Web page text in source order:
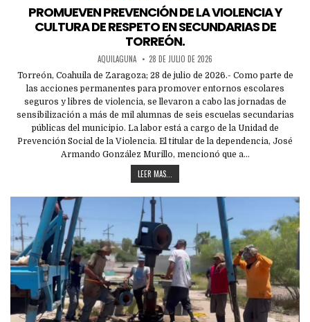
in
PROMUEVEN PREVENCIÓN DE LA VIOLENCIA Y
CULTURA DE RESPETO EN SECUNDARIAS DE
TORREÓN.
AQUILAGUNA 28 DE JULIO DE 2026
Torreón, Coahuila de Zaragoza; 28 de julio de 2026.- Como parte de
las acciones permanentes para promover entornos escolares
seguros y libres de violencia, se llevaron a cabo las jornadas de
sensibilización a más de mil alumnas de seis escuelas secundarias
públicas del municipio. La labor está a cargo de la Unidad de
Prevención Social de la Violencia. El titular de la dependencia, José
Armando González Murillo, mencionó que a…
LEER MAS...